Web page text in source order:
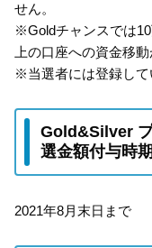
せん。
※Goldチャンスでは
上の口座への資金移
※当選者には登録して
Gold&Silver
選金額付与時期
2021年8月末日まで